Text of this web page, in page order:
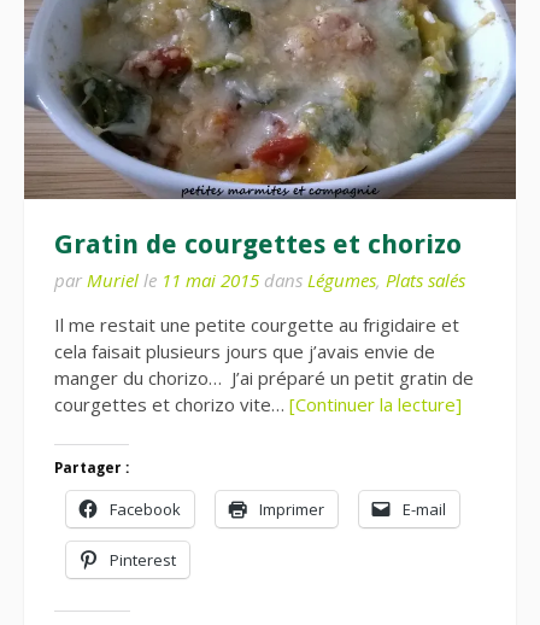
Gratin de courgettes et chorizo
par Muriel le 11 mai 2015 dans Légumes, Plats salés
Il me restait une petite courgette au frigidaire et
cela faisait plusieurs jours que j’avais envie de
manger du chorizo… J’ai préparé un petit gratin de
courgettes et chorizo vite… [Continuer la lecture]
Partager :
Facebook Imprimer E-mail
Pinterest